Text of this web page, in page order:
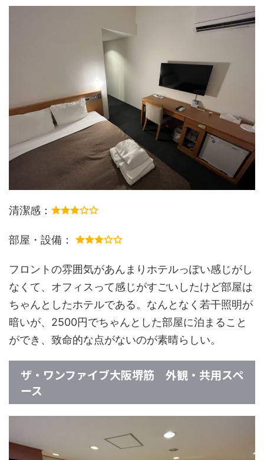
清潔感：
部屋・設備：
フロントの雰囲気があんまりホテルっぽい感じがし
なくて、オフィスって感じがすごいしたけど部屋は
ちゃんとしたホテルである。なんとなく若干照明が
暗いが、2500円でちゃんとした部屋に泊まること
ができ、致命的な点がないのが素晴らしい。
ザ・ワンファイブ大阪堺筋 外観・共用スペ
ース